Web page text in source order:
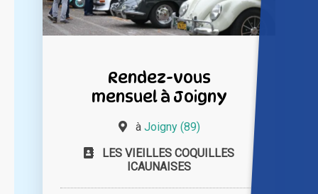
Rendez-vous
mensuel à Joigny
à Joigny (89)
LES VIEILLES COQUILLES
ICAUNAISES